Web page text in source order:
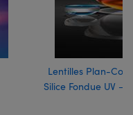
Lentilles Plan-
Silice Fondue UV –